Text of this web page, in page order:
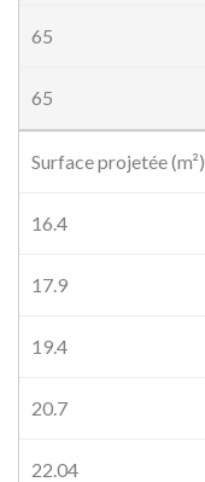
65
65
Surface projetée (m²)
16.4
17.9
19.4
20.7
22.04